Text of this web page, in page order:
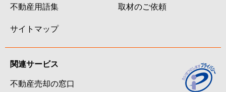
不動産用語集
サイトマップ
取材のご依頼
関連サービス
不動産売却の窓口